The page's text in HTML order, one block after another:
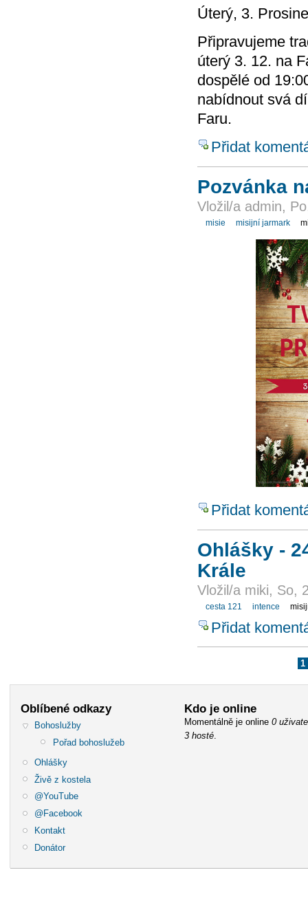
Úterý, 3.
Připravujeme
úterý 3. 12. na
dospělé od
nabídnout svá
Faru.
Přidat
Pozvánka
Vložil/a admin,
misie misijní jarmark
Přidat
Ohlášky -
Krále
Vložil/a miki, So,
cesta 121 intence
Přidat
1
Oblíbené odkazy
Bohoslužby
Pořad bohoslužeb
Ohlášky
Živě z kostela
@YouTube
@Facebook
Kontakt
Donátor
Kdo je online
Momentálně je online 0
3 hosté.